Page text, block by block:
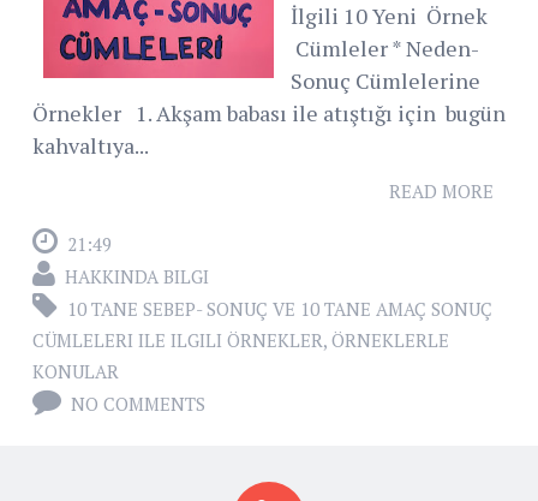
İlgili 10 Yeni Örnek
Cümleler * Neden-
Sonuç Cümlelerine
Örnekler 1. Akşam babası ile atıştığı için bugün
kahvaltıya...
READ MORE
21:49
HAKKINDA BILGI
10 TANE SEBEP- SONUÇ VE 10 TANE AMAÇ SONUÇ
CÜMLELERI ILE ILGILI ÖRNEKLER, ÖRNEKLERLE
KONULAR
NO COMMENTS